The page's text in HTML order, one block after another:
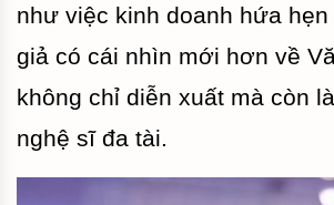
như việc kinh doanh hứa
giả có cái nhìn mới hơn về
không chỉ diễn xuất mà còn
nghệ sĩ đa tài.